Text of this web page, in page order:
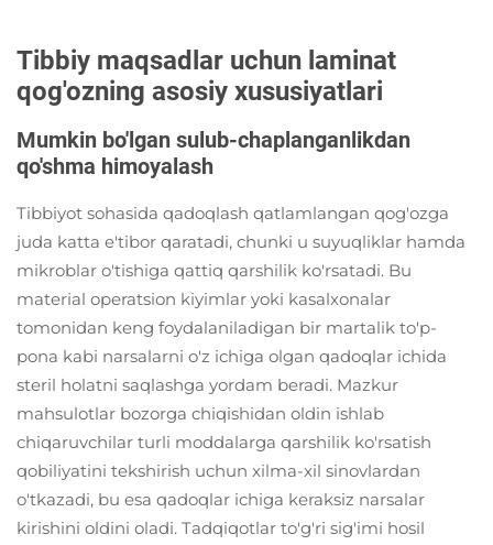
Tibbiy maqsadlar uchun laminat
qog'ozning asosiy xususiyatlari
Mumkin bo'lgan sulub-chaplanganlikdan
qo'shma himoyalash
Tibbiyot sohasida qadoqlash qatlamlangan qog'ozga
juda katta e'tibor qaratadi, chunki u suyuqliklar hamda
mikroblar o'tishiga qattiq qarshilik ko'rsatadi. Bu
material operatsion kiyimlar yoki kasalxonalar
tomonidan keng foydalaniladigan bir martalik to'p-
pona kabi narsalarni o'z ichiga olgan qadoqlar ichida
steril holatni saqlashga yordam beradi. Mazkur
mahsulotlar bozorga chiqishidan oldin ishlab
chiqaruvchilar turli moddalarga qarshilik ko'rsatish
qobiliyatini tekshirish uchun xilma-xil sinovlardan
o'tkazadi, bu esa qadoqlar ichiga keraksiz narsalar
kirishini oldini oladi. Tadqiqotlar to'g'ri sig'imi hosil